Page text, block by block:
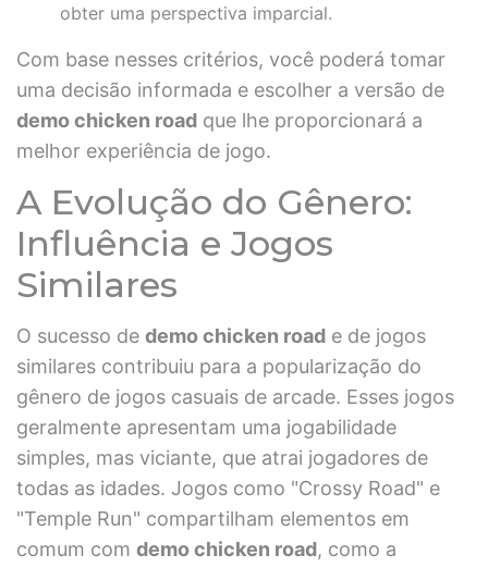
obter uma perspectiva imparcial.
Com base nesses critérios, você poderá tomar
uma decisão informada e escolher a versão de
demo chicken road que lhe proporcionará a
melhor experiência de jogo.
A Evolução do Gênero:
Influência e Jogos
Similares
O sucesso de demo chicken road e de jogos
similares contribuiu para a popularização do
gênero de jogos casuais de arcade. Esses jogos
geralmente apresentam uma jogabilidade
simples, mas viciante, que atrai jogadores de
todas as idades. Jogos como "Crossy Road" e
"Temple Run" compartilham elementos em
comum com demo chicken road, como a